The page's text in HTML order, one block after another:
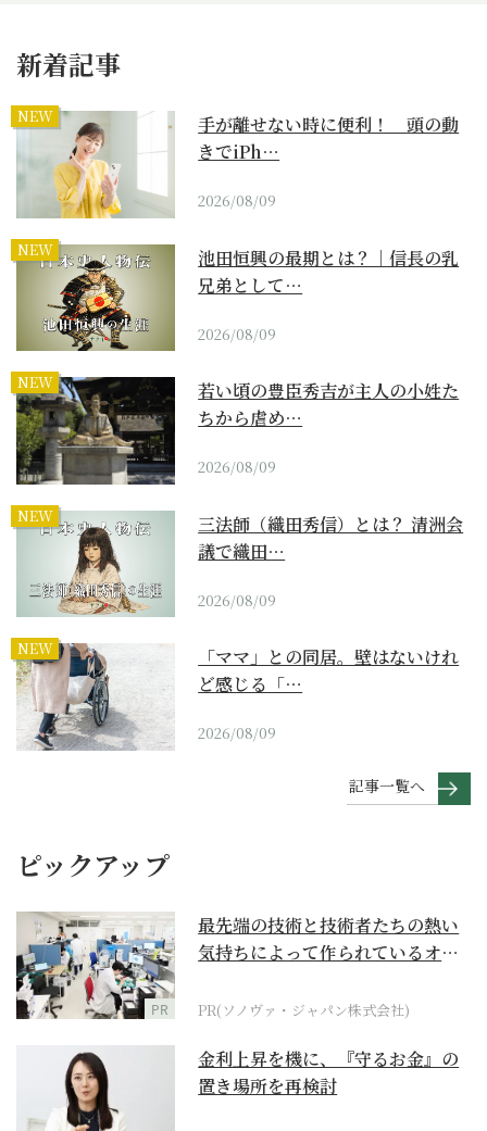
新着記事
NEW
手が離せない時に便利！ 頭の動
きでiPh…
2026/08/09
NEW
池田恒興の最期とは？｜信長の乳
兄弟として…
2026/08/09
NEW
若い頃の豊臣秀吉が主人の小姓た
ちから虐め…
2026/08/09
NEW
三法師（織田秀信）とは？ 清洲会
議で織田…
2026/08/09
NEW
「ママ」との同居。壁はないけれ
ど感じる「…
2026/08/09
記事一覧へ
ピックアップ
PR
最先端の技術と技術者たちの熱い
気持ちによって作られているオー
PR(ソノヴァ・ジャパン株式会社)
金利上昇を機に、『守るお金』の
置き場所を再検討